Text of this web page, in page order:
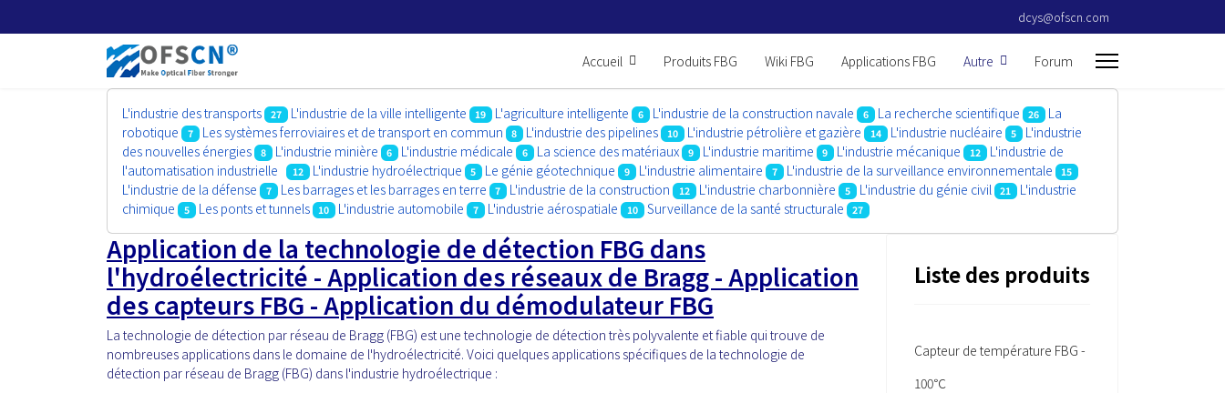
dcys@ofscn.com
Accueil Produits FBG Wiki FBG Applications FBG Autre Forum
L'industrie des transports 27 L'industrie de la ville intelligente 19 L'agriculture intelligente 6 L'industrie de la construction navale 6 La recherche scientifique 26
La
robotique
7 Les systèmes ferroviaires et de transport en commun 8 L'industrie des pipelines 10 L'industrie pétrolière et gazière 14 L'industrie nucléaire 5
L'industrie
des nouvelles énergies
8 L'industrie minière 6 L'industrie médicale 6 La science des matériaux 9 L'industrie maritime 9 L'industrie mécanique 12
L'industrie de
l'automatisation industrielle
12 L'industrie hydroélectrique 5 Le génie géotechnique 9 L'industrie alimentaire 7 L'industrie de la surveillance environnementale 15
L'industrie de la défense 7 Les barrages et les barrages en terre 7 L'industrie de la construction 12 L'industrie charbonnière 5 L'industrie du génie civil 21
L'industrie
chimique
5 Les ponts et tunnels 10 L'industrie automobile 7 L'industrie aérospatiale 10 Surveillance de la santé structurale 27
Application de la technologie de détection FBG dans
l'hydroélectricité - Application des réseaux de Bragg - Application
des capteurs FBG - Application du démodulateur FBG
La technologie de détection par réseau de Bragg (FBG) est une technologie de détection très polyvalente et fiable qui trouve de
nombreuses applications dans le domaine de l'hydroélectricité. Voici quelques applications spécifiques de la technologie de
détection par réseau de Bragg (FBG) dans l'industrie hydroélectrique :
Liste des produits
Capteur de température FBG -
100℃